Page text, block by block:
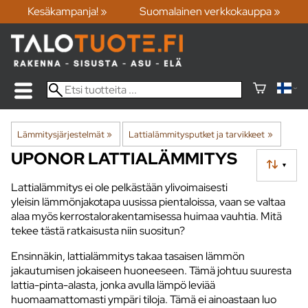
Kesäkampanja! » Suomalainen verkkokauppa »
Lämmitysjärjestelmät‪» Lattialämmitysputket ja tarvikkeet ‪»
▼
UPONOR LATTIALÄMMITYS
Lattialämmitys ei ole pelkästään ylivoimaisesti
yleisin lämmönjakotapa uusissa pientaloissa, vaan se valtaa
alaa myös kerrostalorakentamisessa huimaa vauhtia. Mitä
tekee tästä ratkaisusta niin suositun?
Ensinnäkin, lattialämmitys takaa tasaisen lämmön
jakautumisen jokaiseen huoneeseen. Tämä johtuu suuresta
lattia-pinta-alasta, jonka avulla lämpö leviää
huomaamattomasti ympäri tiloja. Tämä ei ainoastaan luo